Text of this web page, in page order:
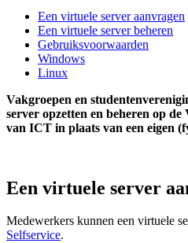
Een virtuele server aanvragen
Een virtuele server beheren
Gebruiksvoorwaarden
Windows
Linux
Vakgroepen en
server opzetten en beheren op
van ICT in plaats van een eigen
Een virtuele server
Medewerkers kunnen een virtuele
Selfservice.